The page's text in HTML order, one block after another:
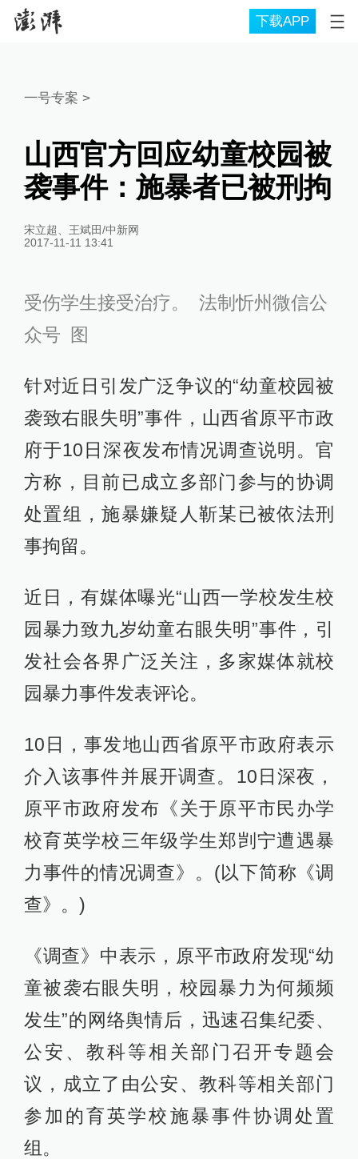
下载APP
一号专案 >
山西官方回应幼童校园被
袭事件：施暴者已被刑拘
宋立超、王斌田/中新网
2017-11-11 13:41
受伤学生接受治疗。 法制忻州微信公
众号 图
针对近日引发广泛争议的“幼童校园被
袭致右眼失明”事件，山西省原平市政
府于10日深夜发布情况调查说明。官
方称，目前已成立多部门参与的协调
处置组，施暴嫌疑人靳某已被依法刑
事拘留。
近日，有媒体曝光“山西一学校发生校
园暴力致九岁幼童右眼失明”事件，引
发社会各界广泛关注，多家媒体就校
园暴力事件发表评论。
10日，事发地山西省原平市政府表示
介入该事件并展开调查。10日深夜，
原平市政府发布《关于原平市民办学
校育英学校三年级学生郑剀宁遭遇暴
力事件的情况调查》。(以下简称《调
查》。)
《调查》中表示，原平市政府发现“幼
童被袭右眼失明，校园暴力为何频频
发生”的网络舆情后，迅速召集纪委、
公安、教科等相关部门召开专题会
议，成立了由公安、教科等相关部门
参加的育英学校施暴事件协调处置
组。